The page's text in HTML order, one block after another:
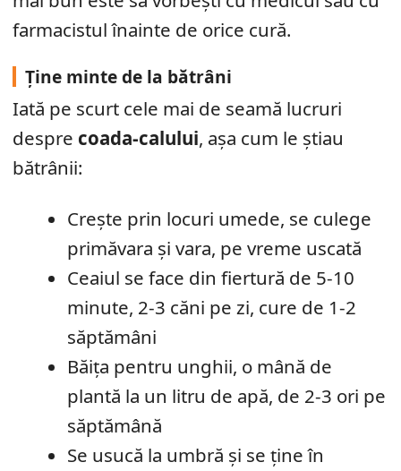
farmacistul înainte de orice cură.
Ține minte de la bătrâni
Iată pe scurt cele mai de seamă lucruri
despre coada-calului, așa cum le știau
bătrânii:
Crește prin locuri umede, se culege
primăvara și vara, pe vreme uscată
Ceaiul se face din fiertură de 5-10
minute, 2-3 căni pe zi, cure de 1-2
săptămâni
Băița pentru unghii, o mână de
plantă la un litru de apă, de 2-3 ori pe
săptămână
Se usucă la umbră și se ține în